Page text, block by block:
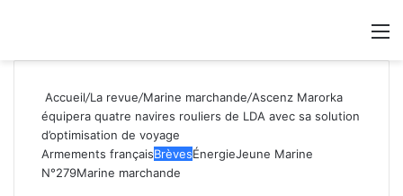
Accueil/La revue/Marine marchande/Ascenz Marorka
équipera quatre navires rouliers de LDA avec sa solution
d’optimisation de voyage
Armements françaisBrèvesÉnergieJeune Marine
N°279Marine marchande